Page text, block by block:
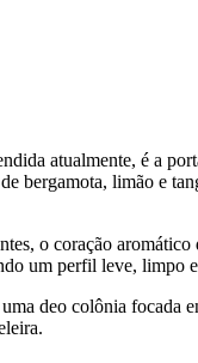
atualmente, é a
bergamota, limão e
o coração
um perfil leve, limpo
deo colônia